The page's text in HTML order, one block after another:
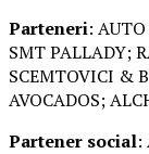
Parteneri:
SMT PALLADY;
SCEMTOVICI &
AVOCADOS;
Partener social: